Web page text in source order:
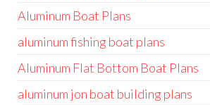
Aluminum Boat Plans
aluminum fishing boat plans
Aluminum Flat Bottom Boat Plans
aluminum jon boat building plans